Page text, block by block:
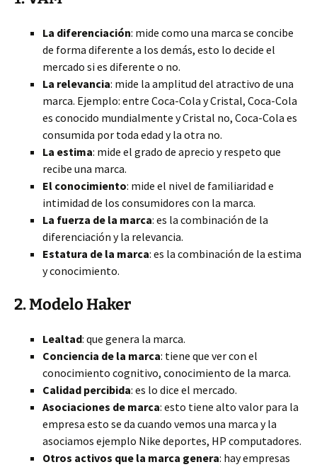
La diferenciación: mide como una marca se concibe
de forma diferente a los demás, esto lo decide el
mercado si es diferente o no.
La relevancia: mide la amplitud del atractivo de una
marca. Ejemplo: entre Coca-Cola y Cristal, Coca-Cola
es conocido mundialmente y Cristal no, Coca-Cola es
consumida por toda edad y la otra no.
La estima: mide el grado de aprecio y respeto que
recibe una marca.
El conocimiento: mide el nivel de familiaridad e
intimidad de los consumidores con la marca.
La fuerza de la marca: es la combinación de la
diferenciación y la relevancia.
Estatura de la marca: es la combinación de la estima
y conocimiento.
2. Modelo Haker
Lealtad: que genera la marca.
Conciencia de la marca: tiene que ver con el
conocimiento cognitivo, conocimiento de la marca.
Calidad percibida: es lo dice el mercado.
Asociaciones de marca: esto tiene alto valor para la
empresa esto se da cuando vemos una marca y la
asociamos ejemplo Nike deportes, HP computadores.
Otros activos que la marca genera: hay empresas